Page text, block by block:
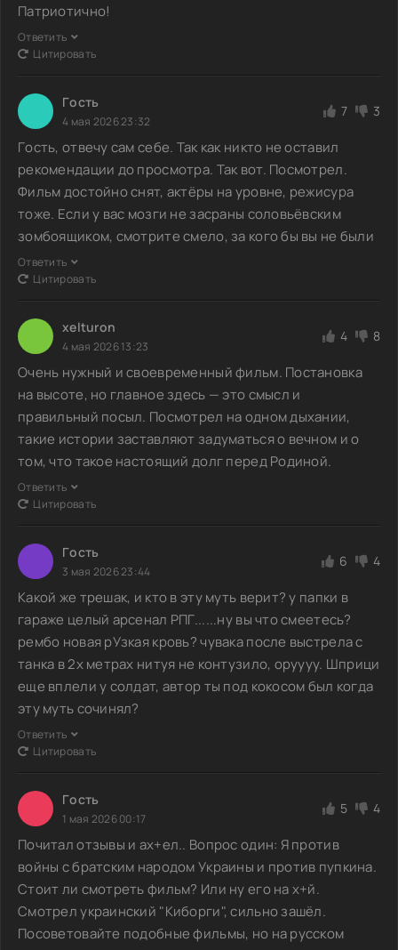
Патриотично!
Ответить
Цитировать
Гoсть
4 мая 2026 23:32
7 3
Гoсть, отвечу сам себе. Так как никто не оставил
рекомендации до просмотра. Так вот. Посмотрел.
Фильм достойно снят, актёры на уровне, режисура
тоже. Если у вас мозги не засраны соловьёвским
зомбоящиком, смотрите смело, за кого бы вы не были
Ответить
Цитировать
xelturon
4 мая 2026 13:23
4 8
Очень нужный и своевременный фильм. Постановка
на высоте, но главное здесь — это смысл и
правильный посыл. Посмотрел на одном дыхании,
такие истории заставляют задуматься о вечном и о
том, что такое настоящий долг перед Родиной.
Ответить
Цитировать
Гoсть
3 мая 2026 23:44
6 4
Какой же трешак, и кто в эту муть верит? у папки в
гараже целый арсенал РПГ......ну вы что смеетесь?
рембо новая рУзкая кровь? чувака после выстрела с
танка в 2х метрах нитуя не контузило, оруууу. Шприци
еще вплели у солдат, автор ты под кокосом был когда
эту муть сочинял?
Ответить
Цитировать
Гoсть
1 мая 2026 00:17
5 4
Почитал отзывы и ах+ел.. Вопрос один: Я против
войны с братским народом Украины и против пупкина.
Стоит ли смотреть фильм? Или ну его на х+й.
Смотрел украинский "Киборги", сильно зашёл.
Посоветовайте подобные фильмы, но на русском